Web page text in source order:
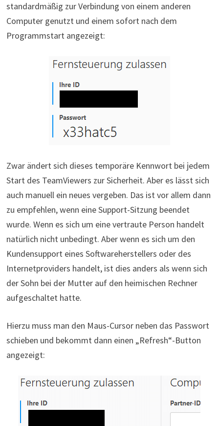
standardmäßig zur Verbindung von einem anderen
Computer genutzt und einem sofort nach dem
Programmstart angezeigt:
Zwar ändert sich dieses temporäre Kennwort bei jedem
Start des TeamViewers zur Sicherheit. Aber es lässt sich
auch manuell ein neues vergeben. Das ist vor allem dann
zu empfehlen, wenn eine Support-Sitzung beendet
wurde. Wenn es sich um eine vertraute Person handelt
natürlich nicht unbedingt. Aber wenn es sich um den
Kundensupport eines Softwareherstellers oder des
Internetproviders handelt, ist dies anders als wenn sich
der Sohn bei der Mutter auf den heimischen Rechner
aufgeschaltet hatte.
Hierzu muss man den Maus-Cursor neben das Passwort
schieben und bekommt dann einen „Refresh“-Button
angezeigt: